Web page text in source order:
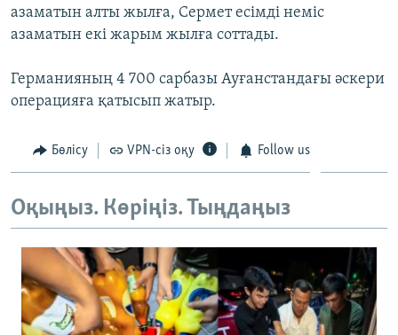
ЖАЗЫЛЫҢЫЗ
Басқа тілдерде
азаматын алты жылға, Сермет есімді неміс
азаматын екі жарым жылға соттады.
Германияның 4 700 сарбазы Ауғанстандағы әскери
операцияға қатысып жатыр.
Бөлісу VPN-сіз оқу Follow us
Оқыңыз. Көріңіз. Тыңдаңыз